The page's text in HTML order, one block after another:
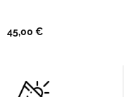
45,00€